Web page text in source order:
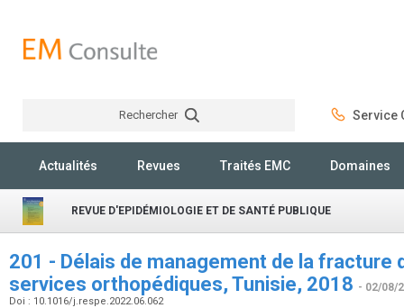
Rechercher Service
Actualités Revues Traités EMC Domaines
REVUE D'EPIDÉMIOLOGIE ET DE SANTÉ PUBLIQUE
201 - Délais de management de la fracture
services orthopédiques, Tunisie, 2018 - 02/08/
Doi : 10.1016/j.respe.2022.06.062